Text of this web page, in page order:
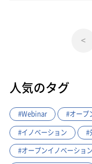
<
人気のタグ
#Webinar #オープ
#イノベーション #
#オープンイノベーショ